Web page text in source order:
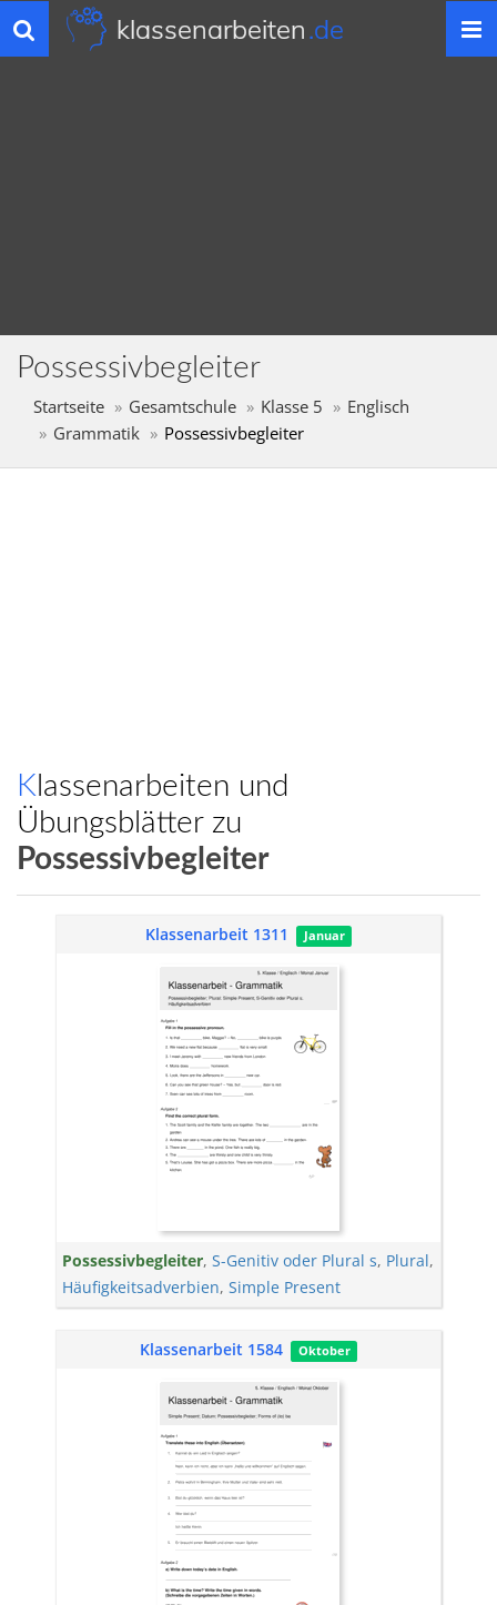
Toggle
navigation
klassenarbeiten.de
Possessivbegleiter
Startseite Gesamtschule Klasse 5
Englisch
Grammatik
Possessivbegleiter
Klassenarbeiten und
Übungsblätter zu
Possessivbegleiter
Klassenarbeit 1311 Januar
Possessivbegleiter, S-Genitiv oder Plural s, Plural,
Häufigkeitsadverbien, Simple Present
Klassenarbeit 1584 Oktober